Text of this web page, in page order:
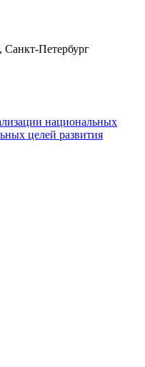
Санкт-Петербург
национальных
целей развития